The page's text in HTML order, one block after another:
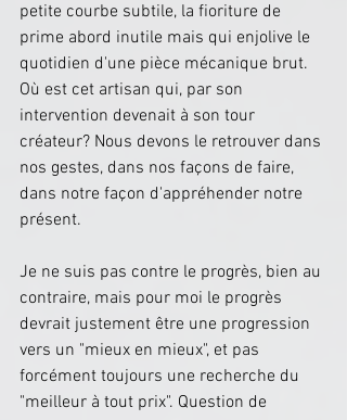
petite courbe subtile, la fioriture de
prime abord inutile mais qui enjolive le
quotidien d'une pièce mécanique brut.
Où est cet artisan qui, par son
intervention devenait à son tour
créateur? Nous devons le retrouver dans
nos gestes, dans nos façons de faire,
dans notre façon d'appréhender notre
présent.
Je ne suis pas contre le progrès, bien au
contraire, mais pour moi le progrès
devrait justement être une progression
vers un "mieux en mieux", et pas
forcément toujours une recherche du
"meilleur à tout prix". Question de